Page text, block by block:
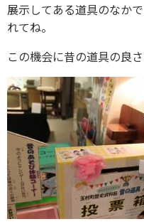
展示してある道具のなか
れてね。
この機会に昔の道具の良